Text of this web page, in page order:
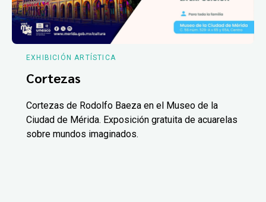
EXHIBICIÓN ARTÍSTICA
Cortezas
Cortezas de Rodolfo Baeza en el Museo de la
Ciudad de Mérida. Exposición gratuita de acuarelas
sobre mundos imaginados.